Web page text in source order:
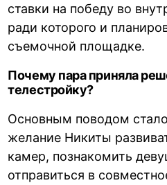
ставки на победу во
ради которого и
съемочной площадке.
Почему пара приняла
телестройку?
Основным поводом
желание Никиты
камер, познакомить
отправиться в